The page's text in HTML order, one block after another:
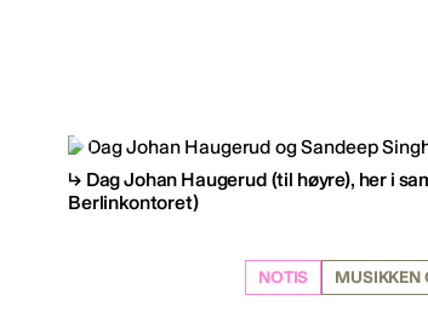
Dag Johan Haugerud (til høyre), her i
Berlinkontoret)
NOTIS MUSIKKEN